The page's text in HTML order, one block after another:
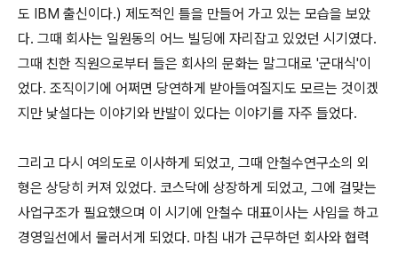
도 IBM 출신이다.) 제도적인 틀을 만들어 가고 있는 모습을 보았
다. 그때 회사는 일원동의 어느 빌딩에 자리잡고 있었던 시기였다.
그때 친한 직원으로부터 들은 회사의 문화는 말그대로 '군대식'이
었다. 조직이기에 어쩌면 당연하게 받아들여질지도 모르는 것이겠
지만 낯설다는 이야기와 반발이 있다는 이야기를 자주 들었다.
그리고 다시 여의도로 이사하게 되었고, 그때 안철수연구소의 외
형은 상당히 커져 있었다. 코스닥에 상장하게 되었고, 그에 걸맞는
사업구조가 필요했으며 이 시기에 안철수 대표이사는 사임을 하고
경영일선에서 물러서게 되었다. 마침 내가 근무하던 회사와 협력